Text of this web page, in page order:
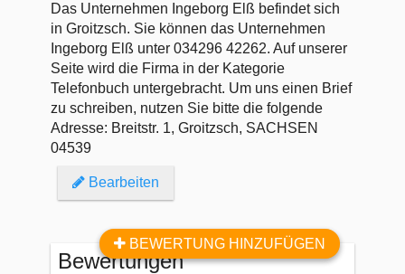
Das Unternehmen Ingeborg Elß befindet sich
in Groitzsch. Sie können das Unternehmen
Ingeborg Elß unter 034296 42262. Auf unserer
Seite wird die Firma in der Kategorie
Telefonbuch untergebracht. Um uns einen Brief
zu schreiben, nutzen Sie bitte die folgende
Adresse: Breitstr. 1, Groitzsch, SACHSEN
04539
Bearbeiten
BEWERTUNG HINZUFÜGEN
Bewertungen